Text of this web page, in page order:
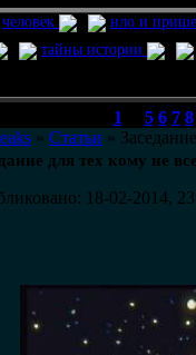
человек
нло и
тайны истории
1 5 6 7 8
» Статьи »
для тех кому не
18-02-2014,